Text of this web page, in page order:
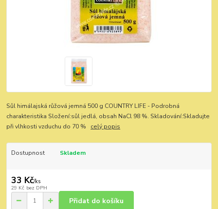
Sůl himálajská růžová jemná 500 g COUNTRY LIFE - Podrobná
charakteristika Složení:sůl jedlá, obsah NaCl 98 %. Skladování:Skladujte
při vlhkosti vzduchu do 70 % celý popis
Dostupnost Skladem
33 Kč/ks
29 Kč bez DPH
Přidat do košíku